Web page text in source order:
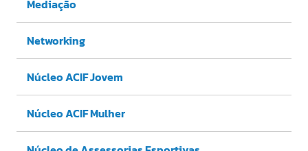
Mediação
Networking
Núcleo ACIF Jovem
Núcleo ACIF Mulher